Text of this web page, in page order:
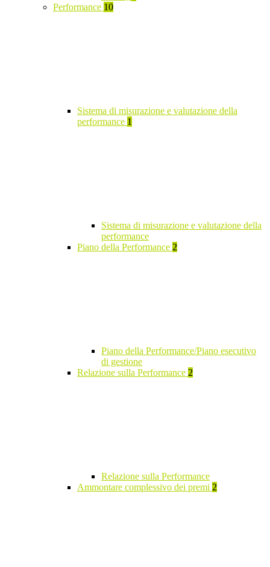
Performance 10
Sistema di misurazione e valutazione della
performance 1
Sistema di misurazione e valutazione della
performance
Piano della Performance 2
Piano della Performance/Piano esecutivo
di gestione
Relazione sulla Performance 2
Relazione sulla Performance
Ammontare complessivo dei premi 2